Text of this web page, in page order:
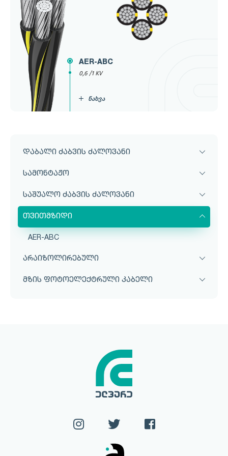
დაბალი ძაბვის ძალოვანი
სამონტაჟო
საშუალო ძაბვის ძალოვანი
თვითმზიდი
AER-ABC
არაიზოლირებული
მზის ფოტოელექტრული კაბელი
AER-ABC
0,6 /1 KV
ნახვა